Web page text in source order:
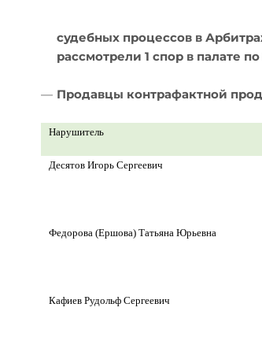
судебных процессов в
рассмотрели 1 спор в палате
— Продавцы контрафактной
Нарушитель
Десятов Игорь Сергеевич
Федорова (Ершова) Татьяна Юрьевна
Кафиев Рудольф Сергеевич